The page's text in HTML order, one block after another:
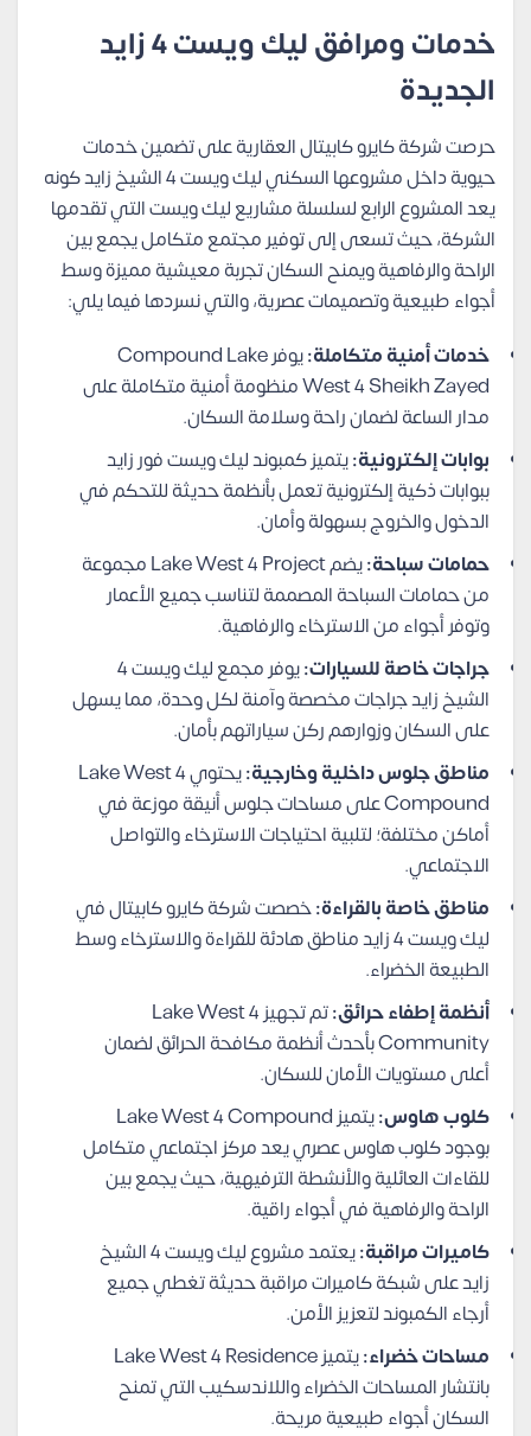
خدمات ومرافق ليك ويست 4 زايد
الجديدة
حرصت شركة كايرو كابيتال العقارية على تضمين خدمات
حيوية داخل مشروعها السكني ليك ويست 4 الشيخ زايد كونه
يعد المشروع الرابع لسلسلة مشاريع ليك ويست التي تقدمها
الشركة، حيث تسعى إلى توفير مجتمع متكامل يجمع بين
الراحة والرفاهية ويمنح السكان تجربة معيشية مميزة وسط
أجواء طبيعية وتصميمات عصرية، والتي نسردها فيما يلي:
خدمات أمنية متكاملة:
يوفر Compound Lake
West 4 Sheikh Zayed منظومة أمنية متكاملة على
مدار الساعة لضمان راحة وسلامة السكان.
بوابات إلكترونية:يتميز كمبوند ليك ويست فور زايد
ببوابات ذكية إلكترونية تعمل بأنظمة حديثة للتحكم في
الدخول والخروج بسهولة وأمان.
حمامات سباحة:
يضم Lake West 4 Project مجموعة
من حمامات السباحة المصممة لتناسب جميع الأعمار
وتوفر أجواء من الاسترخاء والرفاهية.
جراجات خاصة للسيارات:
يوفر مجمع ليك ويست 4
الشيخ زايد جراجات مخصصة وآمنة لكل وحدة، مما يسهل
على السكان وزوارهم ركن سياراتهم بأمان.
مناطق جلوس داخلية وخارجية:
يحتوي Lake West 4
Compound على مساحات جلوس أنيقة موزعة في
أماكن مختلفة؛ لتلبية احتياجات الاسترخاء والتواصل
الاجتماعي.
مناطق خاصة بالقراءة:خصصت شركة كايرو كابيتال في
ليك ويست 4 زايد مناطق هادئة للقراءة والاسترخاء وسط
الطبيعة الخضراء.
أنظمة إطفاء حرائق:
تم تجهيز Lake West 4
Community بأحدث أنظمة مكافحة الحرائق لضمان
أعلى مستويات الأمان للسكان.
كلوب هاوس:
يتميز Lake West 4 Compound
بوجود كلوب هاوس عصري يعد مركز اجتماعي متكامل
للقاءات العائلية والأنشطة الترفيهية، حيث يجمع بين
الراحة والرفاهية في أجواء راقية.
كاميرات مراقبة:
يعتمد مشروع ليك ويست 4 الشيخ
زايد على شبكة كاميرات مراقبة حديثة تغطي جميع
أرجاء الكمبوند لتعزيز الأمن.
مساحات خضراء:
يتميز Lake West 4 Residence
بانتشار المساحات الخضراء واللاندسكيب التي تمنح
السكان أجواء طبيعية مريحة.